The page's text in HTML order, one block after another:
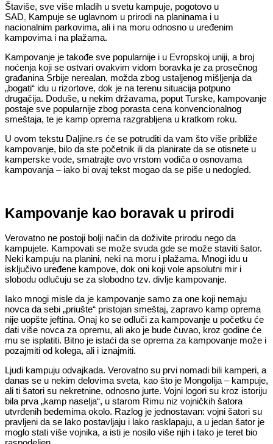
Štaviše, sve više mladih u svetu kampuje, pogotovo u
SAD. Kampuje se uglavnom u prirodi na planinama i u
nacionalnim parkovima, ali i na moru odnosno u uređenim
kampovima i na plažama.
Kampovanje je takođe sve popularnije i u Evropskoj uniji, a broj
noćenja koji se ostvari ovakvim vidom boravka je za prosečnog
građanina Srbije nerealan, možda zbog ustaljenog mišljenja da
„bogati“ idu u rizortove, dok je na terenu situacija potpuno
drugačija. Doduše, u nekim državama, poput Turske, kampovanje
postaje sve popularnije zbog porasta cena konvencionalnog
smeštaja, te je kamp oprema razgrabljena u kratkom roku.
U ovom tekstu Daljine.rs će se potruditi da vam što više približe
kampovanje, bilo da ste početnik ili da planirate da se otisnete u
kamperske vode, smatrajte ovo vrstom vodiča o osnovama
kampovanja – iako bi ovaj tekst mogao da se piše u nedogled.
Kampovanje kao boravak u prirodi
Verovatno ne postoji bolji način da doživite prirodu nego da
kampujete. Kampovati se može svuda gde se može staviti šator.
Neki kampuju na planini, neki na moru i plažama. Mnogi idu u
isključivo uređene kampove, dok oni koji vole apsolutni mir i
slobodu odlučuju se za slobodno tzv. divlje kampovanje.
Iako mnogi misle da je kampovanje samo za one koji nemaju
novca da sebi „priušte“ pristojan smeštaj, zapravo kamp oprema
nije uopšte jeftina. Onaj ko se odluči za kampovanje u početku će
dati više novca za opremu, ali ako je bude čuvao, kroz godine će
mu se isplatiti. Bitno je istaći da se oprema za kampovanje može i
pozajmiti od kolega, ali i iznajmiti.
Ljudi kampuju odvajkada. Verovatno su prvi nomadi bili kamperi, a
danas se u nekim delovima sveta, kao što je Mongolija – kampuje,
ali ti šatori su nekretnine, odnosno jurte. Vojni logori su kroz istoriju
bila prva „kamp naselja“, u starom Rimu niz vojničkih šatora
utvrđenih bedemima okolo. Razlog je jednostavan: vojni šatori su
pravljeni da se lako postavljaju i lako rasklapaju, a u jedan šator je
moglo stati više vojnika, a isti je nosilo više njih i tako je teret bio